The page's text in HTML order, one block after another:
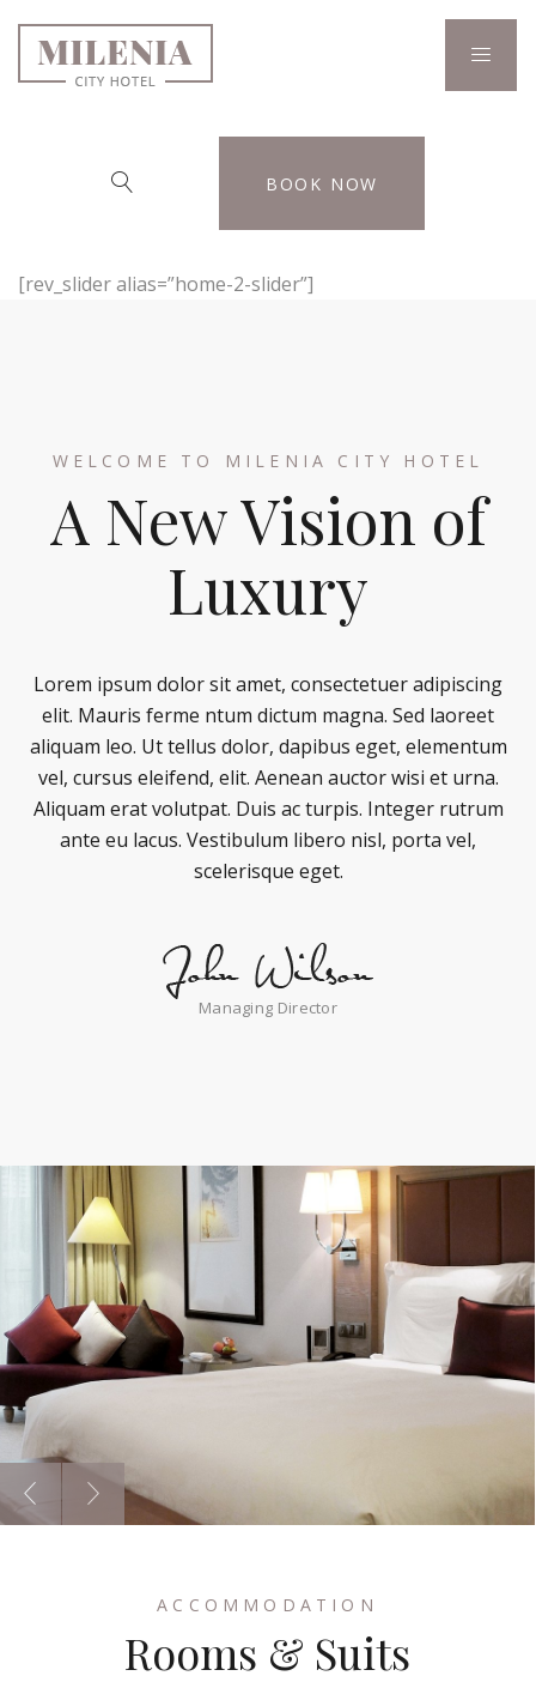
BOOK NOW
[rev_slider alias=”home-2-slider”]
WELCOME TO MILENIA CITY HOTEL
A New Vision of
Luxury
Lorem ipsum dolor sit amet, consectetuer adipiscing
elit. Mauris ferme ntum dictum magna. Sed laoreet
aliquam leo. Ut tellus dolor, dapibus eget, elementum
vel, cursus eleifend, elit. Aenean auctor wisi et urna.
Aliquam erat volutpat. Duis ac turpis. Integer rutrum
ante eu lacus. Vestibulum libero nisl, porta vel,
scelerisque eget.
Managing Director
ACCOMMODATION
Rooms & Suits